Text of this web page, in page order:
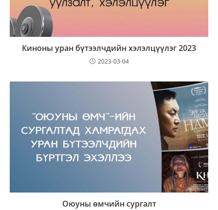
Киноны уран бүтээлчдийн хэлэлцүүлэг 2023
2023-03-04
Оюуны өмчийн сургалт